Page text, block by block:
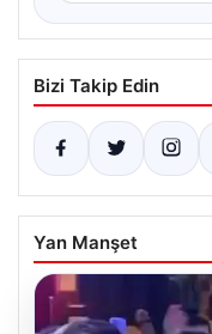
Bizi Takip Edin
Yan Manşet